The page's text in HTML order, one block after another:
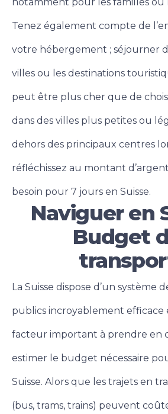
Tenez également compte de
votre hébergement ; séjourner
villes ou les destinations
peut être plus cher que de
dans des villes plus petites ou
dehors des principaux centres
réfléchissez au montant
besoin pour 7 jours en Suisse.
Naviguer en
Budget
La Suisse dispose d’un système
publics incroyablement efficace
facteur important à prendre en
estimer le budget nécessaire
Suisse. Alors que les trajets en
(bus, trams, trains) peuvent